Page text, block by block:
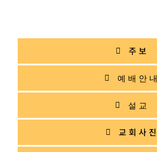
주보
예배안내
설교
교회사진